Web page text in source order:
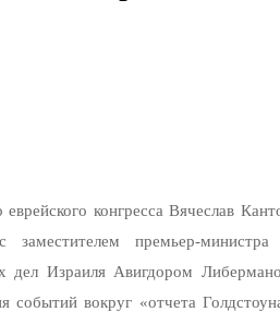
конгресса Вячеслав
премьер-
дел Израиля Авигдором
событий вокруг «отчета